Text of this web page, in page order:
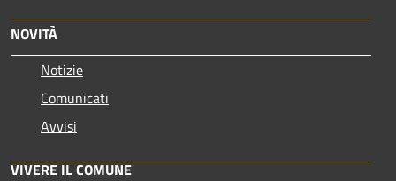
NOVITÀ
Notizie
Comunicati
Avvisi
VIVERE IL COMUNE